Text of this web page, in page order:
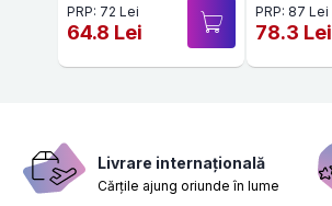
PRP: 72 Lei
64.8 Lei
PRP: 87 Lei
78.3 Lei
Livrare internațională
Cărțile ajung oriunde în lume